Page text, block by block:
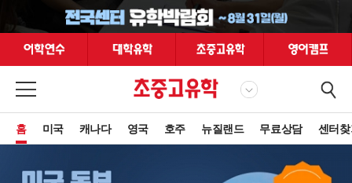
홈 미국 캐나다 영국 호주 뉴질랜드 무료상담 센터